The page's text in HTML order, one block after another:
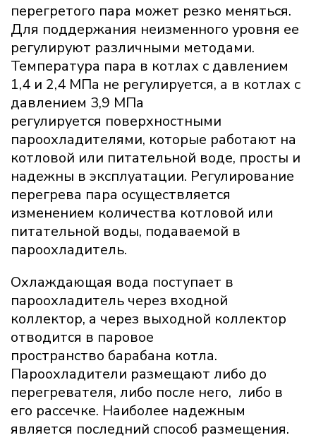
перегретого пара может резко меняться.
Для поддержания неизменного уровня ее
регулируют различными методами.
Температура пара в котлах с давлением
1,4 и 2,4 МПа не регулируется, а в котлах с
давлением 3,9 МПа
регулируется поверхностными
пароохладителями, которые работают на
котловой или питательной воде, просты и
надежны в эксплуатации. Регулирование
перегрева пара осуществляется
изменением количества котловой или
питательной воды, подаваемой в
пароохладитель.
Охлаждающая вода поступает в
пароохладитель через входной
коллектор, а через выходной коллектор
отводится в паровое
пространство барабана котла.
Пароохладители размещают либо до
перегревателя, либо после него, либо в
его рассечке. Наиболее надежным
является последний способ размещения.